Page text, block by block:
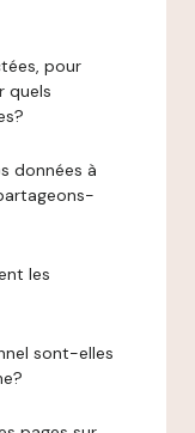
pour
quels
données à
les
sont-elles